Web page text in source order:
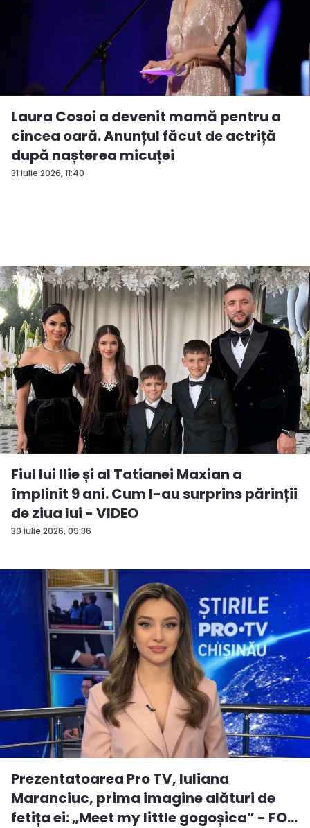
31 iulie 2026, 11:40
Laura Cosoi a devenit mamă pentru a
cincea oară. Anunțul făcut de actriță
după nașterea micuței
30 iulie 2026, 09:36
Fiul lui Ilie și al Tatianei Maxian a
împlinit 9 ani. Cum l-au surprins părinții
de ziua lui - VIDEO
Prezentatoarea Pro TV, Iuliana
Maranciuc, prima imagine alături de
fetița ei: „Meet my little gogoșica” - FO...